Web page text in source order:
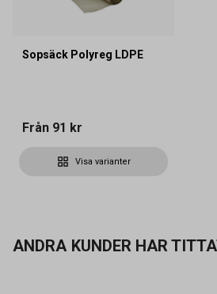
Sopsäck Polyreg LDPE
Från 91 kr
Visa varianter
ANDRA KUNDER HAR